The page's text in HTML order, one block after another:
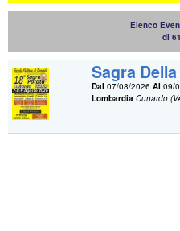
Elenco
di
Sagra
Dal 07/08/2026Al 09/
Lombardia Cunardo